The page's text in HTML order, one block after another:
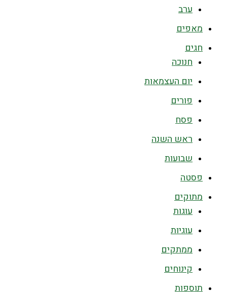
ערב
מאפים
חגים
חנוכה
יום העצמאות
פורים
פסח
ראש השנה
שבועות
פסטה
מתוקים
עוגות
עוגיות
ממתקים
קינוחים
תוספות